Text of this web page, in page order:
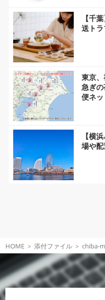
【千
送トラ
東京
急ぎ
便ネ
【横
場や配
HOME 添付ファイル chiba-